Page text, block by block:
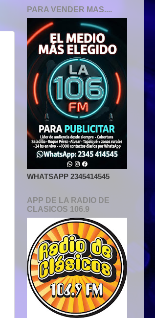
PARA VENDER MAS....
WHATSAPP 2345414545
APP DE LA RADIO DE
CLASICOS 106.9